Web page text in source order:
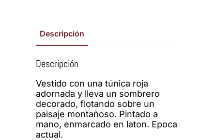
Descripción
Descripción
Vestido con una túnica roja
adornada y lleva un sombrero
decorado, flotando sobre un
paisaje montañoso. Pintado a
mano, enmarcado en laton. Epoca
actual.